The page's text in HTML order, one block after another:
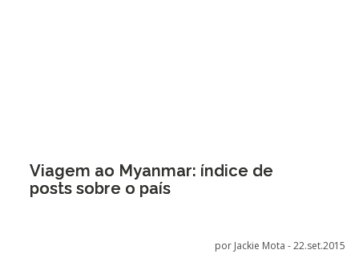
Viagem ao Myanmar: índice de
posts sobre o país
por Jackie Mota -22.set.2015